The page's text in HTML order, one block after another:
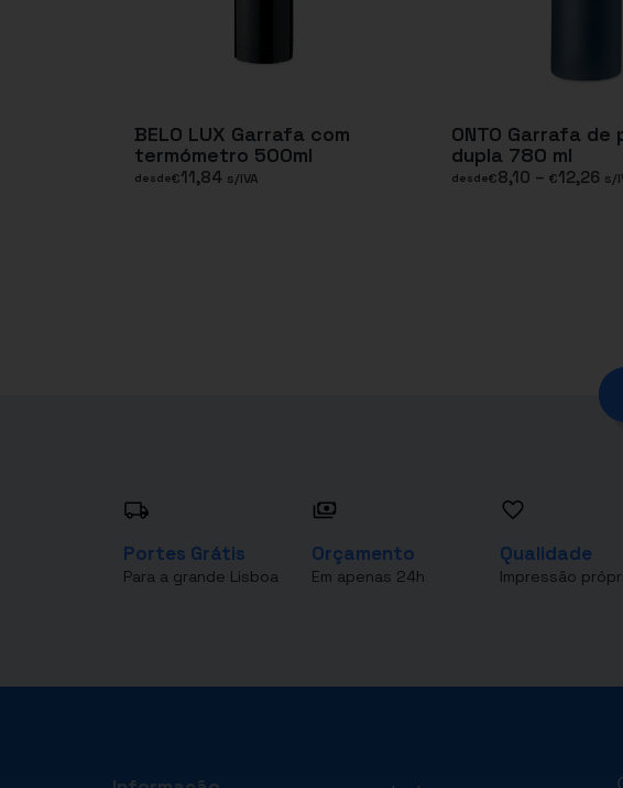
BELO LUX Garrafa com
termómetro 500ml
desde€11,84 s/IVA
ONTO Garrafa de
dupla 780 ml
desde€8,10 – €12,26 s/
Portes Grátis
Para a grande Lisboa
Orçamento
Em apenas 24h
Qualidade
Impressão